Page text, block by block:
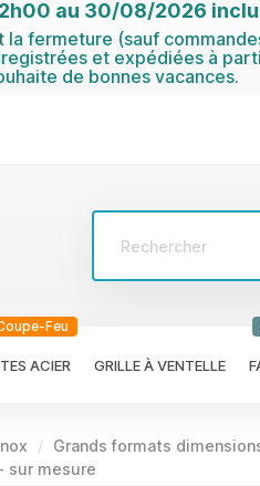
au 30/08/2026
fermeture (sauf
et expédiées à
de bonnes vacances.
ACIER
Feu
GRILLE À VENTELLE
Grands formats
sur mesure